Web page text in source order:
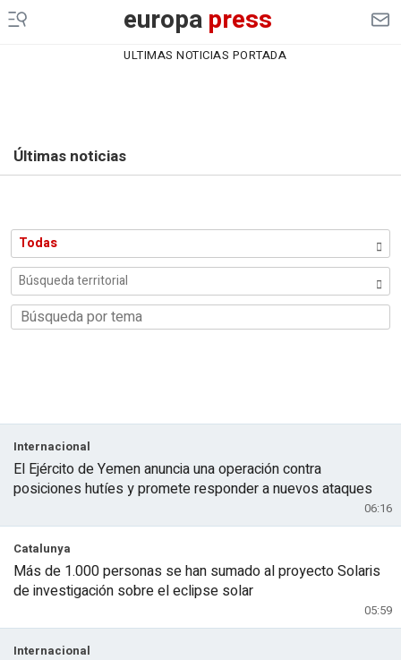
europapress
ULTIMAS NOTICIAS PORTADA
Últimas noticias
06:16
Internacional
El Ejército de Yemen anuncia una operación contra
posiciones hutíes y promete responder a nuevos ataques
05:59
Catalunya
Más de 1.000 personas se han sumado al proyecto Solaris
de investigación sobre el eclipse solar
Internacional